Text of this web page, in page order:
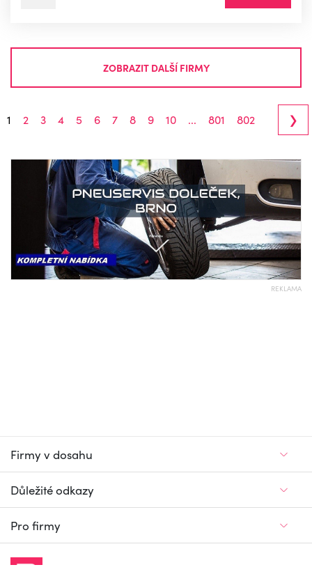
ZOBRAZIT DALŠÍ FIRMY
1 2 3 4 5 6 7 8 9 10 ... 801 802 ›
REKLAMA
Firmy v dosahu
Důležité odkazy
Pro firmy